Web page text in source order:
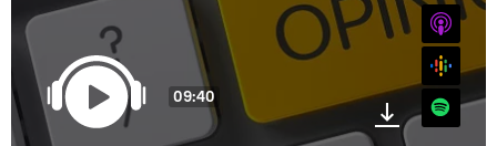
09:40
iTunes
Spotify